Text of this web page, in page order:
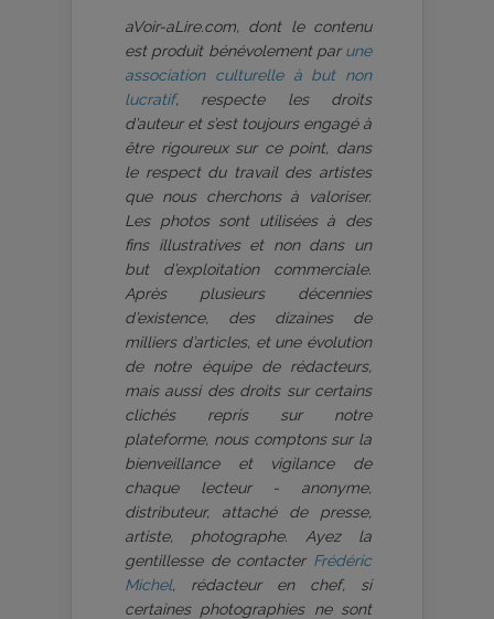
aVoir-aLire.com, dont le contenu
est produit bénévolement par une
association culturelle à but non
lucratif, respecte les droits
d’auteur et s’est toujours engagé à
être rigoureux sur ce point, dans
le respect du travail des artistes
que nous cherchons à valoriser.
Les photos sont utilisées à des
fins illustratives et non dans un
but d’exploitation commerciale.
Après plusieurs décennies
d’existence, des dizaines de
milliers d’articles, et une évolution
de notre équipe de rédacteurs,
mais aussi des droits sur certains
clichés repris sur notre
plateforme, nous comptons sur la
bienveillance et vigilance de
chaque lecteur - anonyme,
distributeur, attaché de presse,
artiste, photographe. Ayez la
gentillesse de contacter Frédéric
Michel, rédacteur en chef, si
certaines photographies ne sont